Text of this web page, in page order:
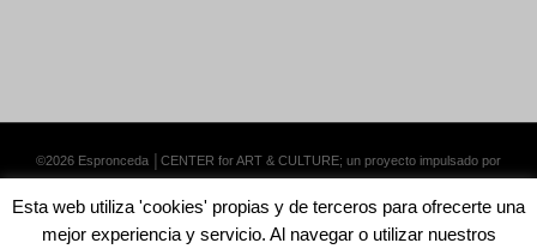
©2026 Espronceda │CENTER for ART & CULTURE; un proyecto impulsado por
Esta web utiliza 'cookies' propias y de terceros para ofrecerte una
mejor experiencia y servicio. Al navegar o utilizar nuestros